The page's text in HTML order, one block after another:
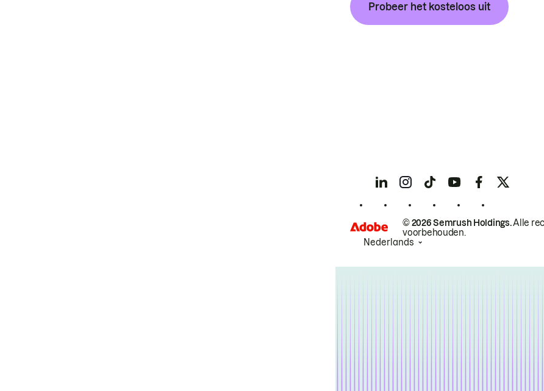
Probeer het kosteloos uit
© 2026 Semrush Holdings.Alle
voorbehouden.
Nederlands